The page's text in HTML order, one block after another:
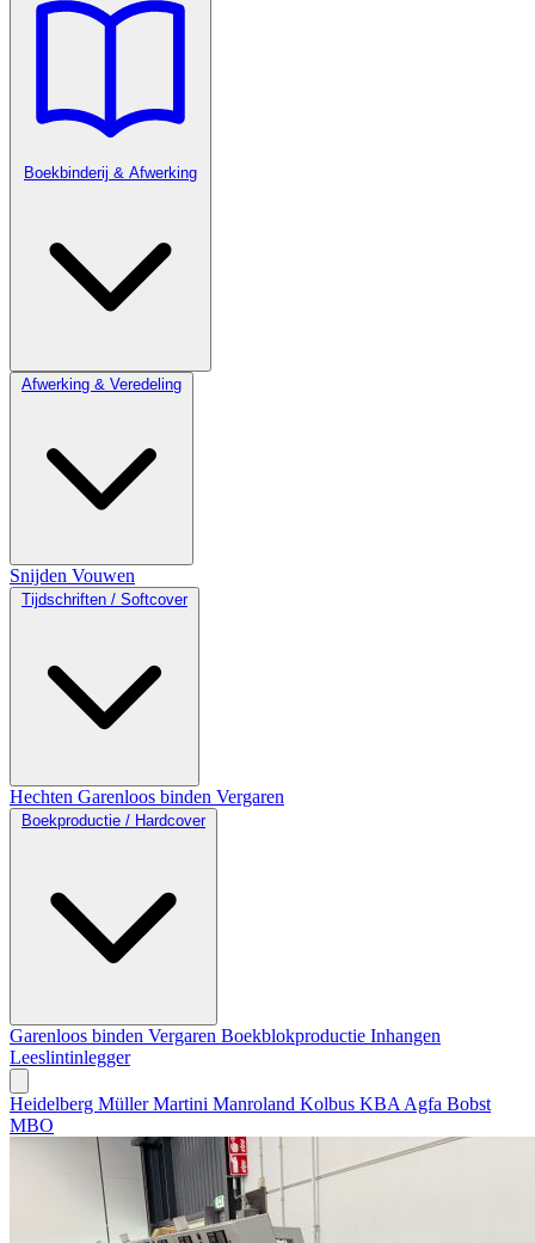
Boekbinderij & Afwerking
Afwerking & Veredeling
Snijden Vouwen
Tijdschriften / Softcover
Hechten Garenloos binden Vergaren
Boekproductie / Hardcover
Garenloos binden Vergaren Boekblokproductie Inhangen
Leeslintinlegger
Heidelberg Müller Martini Manroland Kolbus KBA Agfa Bobst
MBO